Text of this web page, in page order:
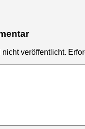
veröffentlicht.